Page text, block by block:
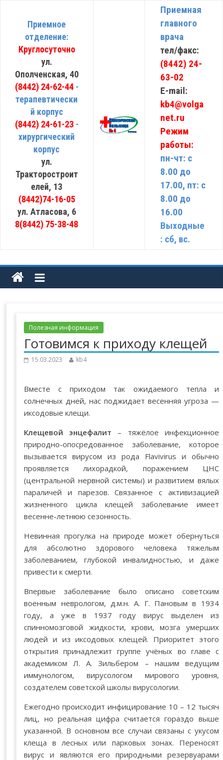
Приемное
отделение:
Круглосуточно
ул.
Ополченская, 40
(8442) 24-62-44 -
терапевтически
й корпус
(8442) 24-61-23 -
хирургический
корпус
ул.
Тракторостроит
елей, 13
(8442)74-16-05
ул. Атласова, 6
8(8442) 75-38-48
Приемная
главного
врача
тел/факс:
(8442) 24-
63-02
E-mail:
kb4@volga
net.ru
Режим
работы:
пн-чт: с
8.00 до
17.00, пт: с
8.00 до
16.00
Выходные
: сб, вс.
Полезная информация
Готовимся к приходу клещей
15.03.2023 kb4
Вместе с приходом так ожидаемого тепла и
солнечных дней, нас поджидает весенняя угроза —
иксодовые клещи.
Клещевой энцефалит – тяжёлое инфекционное
природно-опосредованное заболевание, которое
вызывается вирусом из рода Flavivirus и обычно
проявляется лихорадкой, поражением ЦНС
(центральной нервной системы) и развитием вялых
параличей и парезов. Связанное с активизацией
жизненного цикла клещей заболевание имеет
весенне-летнюю сезонность.
Невинная прогулка на природе может обернуться
для абсолютно здорового человека тяжелым
заболеванием, глубокой инвалидностью, и даже
привести к смерти.
Впервые заболевание было описано советским
военным неврологом, д.м.н. А. Г. Пановым в 1934
году, а уже в 1937 году вирус выделен из
спинномозговой жидкости, крови, мозга умерших
людей и из иксодовых клещей. Приоритет этого
открытия принадлежит группе учёных во главе с
академиком Л. А. Зильбером – нашим ведущим
иммунологом, вирусологом мирового уровня,
создателем советской школы вирусологии.
Ежегодно происходит инфицирование 10 – 12 тысяч
лиц, но реальная цифра считается гораздо выше
указанной. В основном все случаи связаны с укусом
клеща в лесных или парковых зонах. Переносят
вирус и являются его природными резервуарами